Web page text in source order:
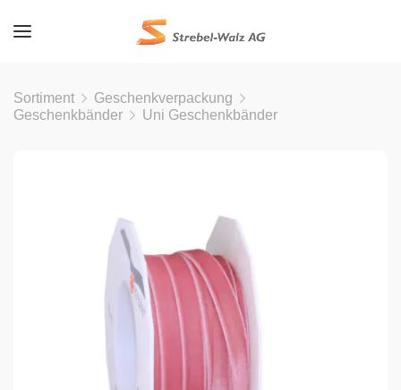
Sortiment
Geschenkverpackung
Geschenkbänder
Uni Geschenkbänder